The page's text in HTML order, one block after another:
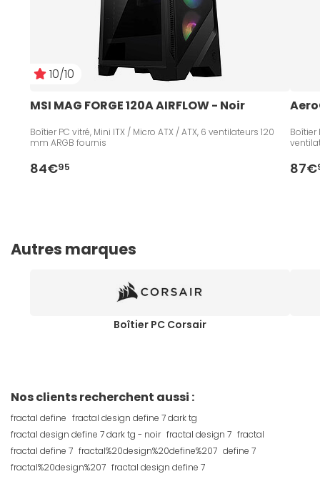
10/10
MSI MAG FORGE 120A AIRFLOW - Noir
Boîtier PC vitré, Mini ITX / Micro ATX / ATX, 6 ventilateurs 120
mm ARGB fournis
84€95
Boîtier
87€
Autres marques
Boîtier PC Corsair
Nos clients recherchent aussi :
fractal define fractal design define 7 dark tg
fractal design define 7 dark tg - noir fractal design 7 fractal
fractal define 7 fractal%20design%20define%207 define 7
fractal%20design%207 fractal design define 7